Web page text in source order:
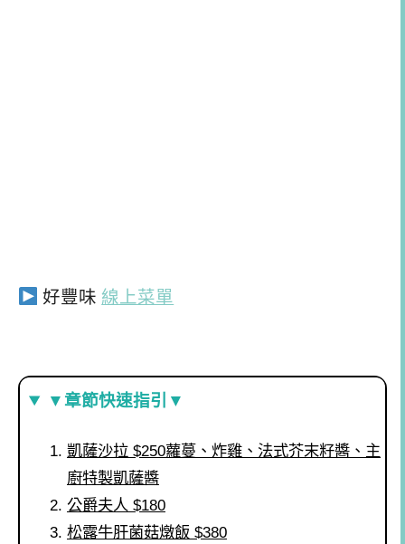
好豐味 線上菜單
▼章節快速指引▼
凱薩沙拉 $250蘿蔓、炸雞、法式芥末籽醬、主
廚特製凱薩醬
公爵夫人 $180
松露牛肝菌菇燉飯 $380